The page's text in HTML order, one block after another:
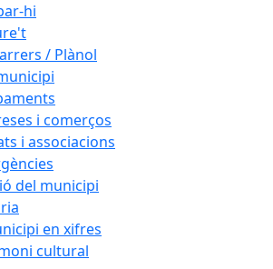
hi
/ Plànol
i comerços
i associacions
del municipi
en xifres
cultural